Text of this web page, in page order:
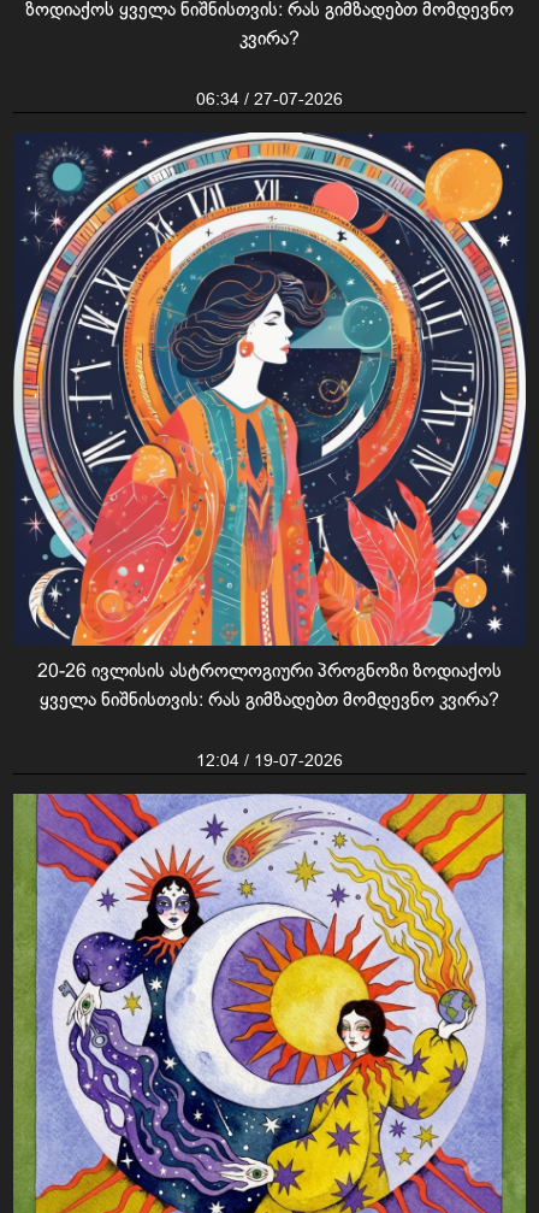
ზოდიაქოს ყველა ნიშნისთვის: რას გიმზადებთ მომდევნო
კვირა?
06:34 / 27-07-2026
20-26 ივლისის ასტროლოგიური პროგნოზი ზოდიაქოს
ყველა ნიშნისთვის: რას გიმზადებთ მომდევნო კვირა?
12:04 / 19-07-2026